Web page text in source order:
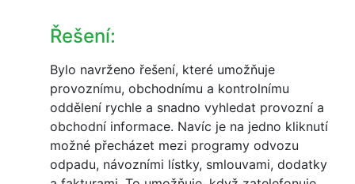
Řešení:
Bylo navrženo řešení, které umožňuje
provoznímu, obchodnímu a kontrolnímu
oddělení rychle a snadno vyhledat provozní a
obchodní informace. Navíc je na jedno kliknutí
možné přecházet mezi programy odvozu
odpadu, návozními lístky, smlouvami, dodatky